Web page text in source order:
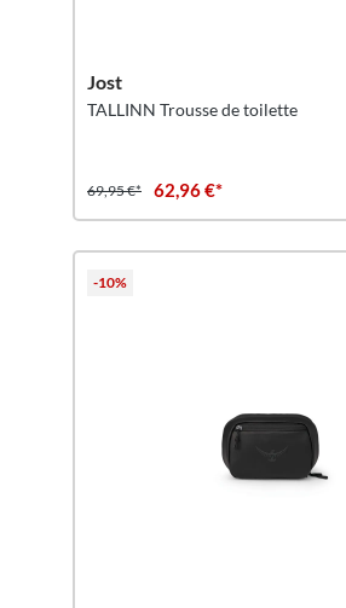
Jost
TALLINN Trousse de toilette
69,95 €* 62,96 €*
-10%